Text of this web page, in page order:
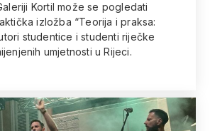
Kortil može se pogledati
izložba “Teorija i praksa:
studentice i studenti riječke
umjetnosti u Rijeci.